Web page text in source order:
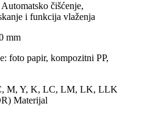
čišćenje,
i funkcija vlaženja
mm
foto papir, kompozitni PP,
M, Y, K, LC, LM, LK, LLK
Materijal